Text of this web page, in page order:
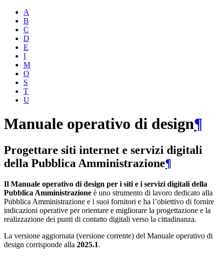
A
B
C
D
E
I
M
O
S
T
U
Manuale operativo di design¶
Progettare siti internet e servizi digitali
della Pubblica Amministrazione¶
Il Manuale operativo di design per i siti e i servizi digitali della
Pubblica Amministrazione è uno strumento di lavoro dedicato alla
Pubblica Amministrazione e i suoi fornitori e ha l’obiettivo di fornire
indicazioni operative per orientare e migliorare la progettazione e la
realizzazione dei punti di contatto digitali verso la cittadinanza.
La versione aggiornata (versione corrente) del Manuale operativo di
design corrisponde alla 2025.1.